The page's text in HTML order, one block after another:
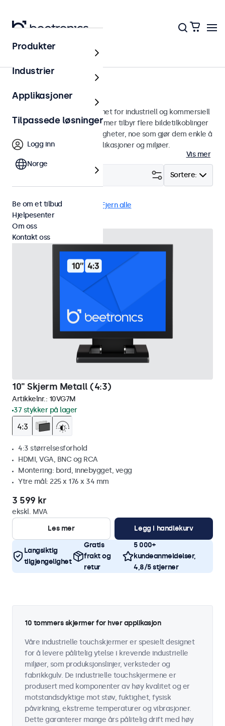
Skjermer
10 tommers skjermer
10 tommers skjermer designet for industriell og kommersiell
bruk. Våre 10 tommers skjermer tilbyr flere bildetilkoblinger
og allsidige monteringsmuligheter, noe som gjør dem enkle å
sømløst integrere i alle applikasjoner og miljøer.
Vis mer
Sortere:
10" skjermer 4:3 / 5:4 Fjern alle
10" Skjerm Metall (4:3)
Artikkelnr.: 10VG7M
37 stykker på lager
4:3 størrelsesforhold
HDMI, VGA, BNC og RCA
Montering: bord, innebygget, vegg
Ytre mål: 225 x 176 x 34 mm
3 599 kr
ekskl. MVA
Les mer
Legg i handlekurv
Langsiktig
tilgjengelighet
Gratis
frakt og
retur
5 000+
kundeanmeldelser,
4,8/5 stjerner
10 tommers skjermer for hver applikasjon
Våre industrielle touchskjermer er spesielt designet
for å levere pålitelig ytelse i krevende industrielle
miljøer, som produksjonslinjer, verksteder og
fabrikkgulv. De industrielle touchskjermene er
produsert med komponenter av høy kvalitet og er
motstandsdyktige mot støv, fuktighet, fysisk
påvirkning, ekstreme temperaturer og vibrasjoner.
Dette garanterer mange års pålitelig drift med høy
Produkter
Industrier
Applikasjoner
Tilpassede løsninger
Logg inn
Norge
Be om et tilbud
Hjelpesenter
Om oss
Kontakt oss